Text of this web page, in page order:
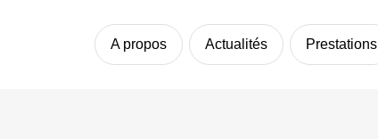
A propos Actualités Prestations